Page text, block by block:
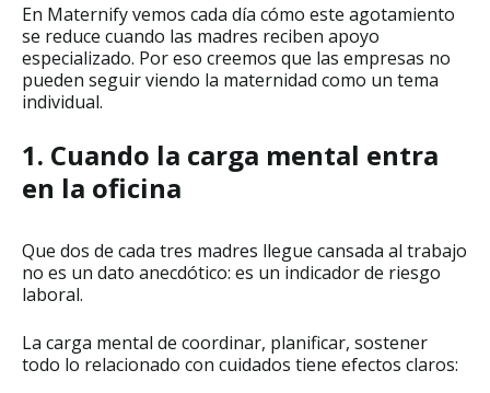
En Maternify vemos cada día cómo este agotamiento
se reduce cuando las madres reciben apoyo
especializado. Por eso creemos que las empresas no
pueden seguir viendo la maternidad como un tema
individual.
1. Cuando la carga mental entra
en la oficina
Que dos de cada tres madres llegue cansada al trabajo
no es un dato anecdótico: es un indicador de riesgo
laboral.
La carga mental de coordinar, planificar, sostener
todo lo relacionado con cuidados tiene efectos claros: